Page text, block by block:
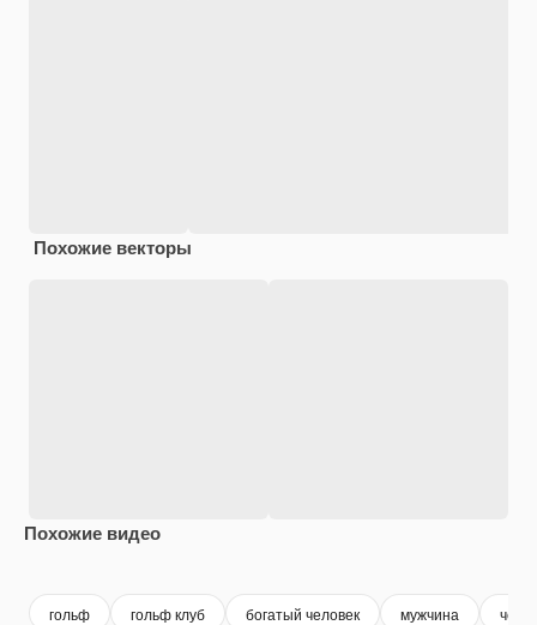
Похожие векторы
Похожие видео
гольф гольф клуб богатый человек мужчина